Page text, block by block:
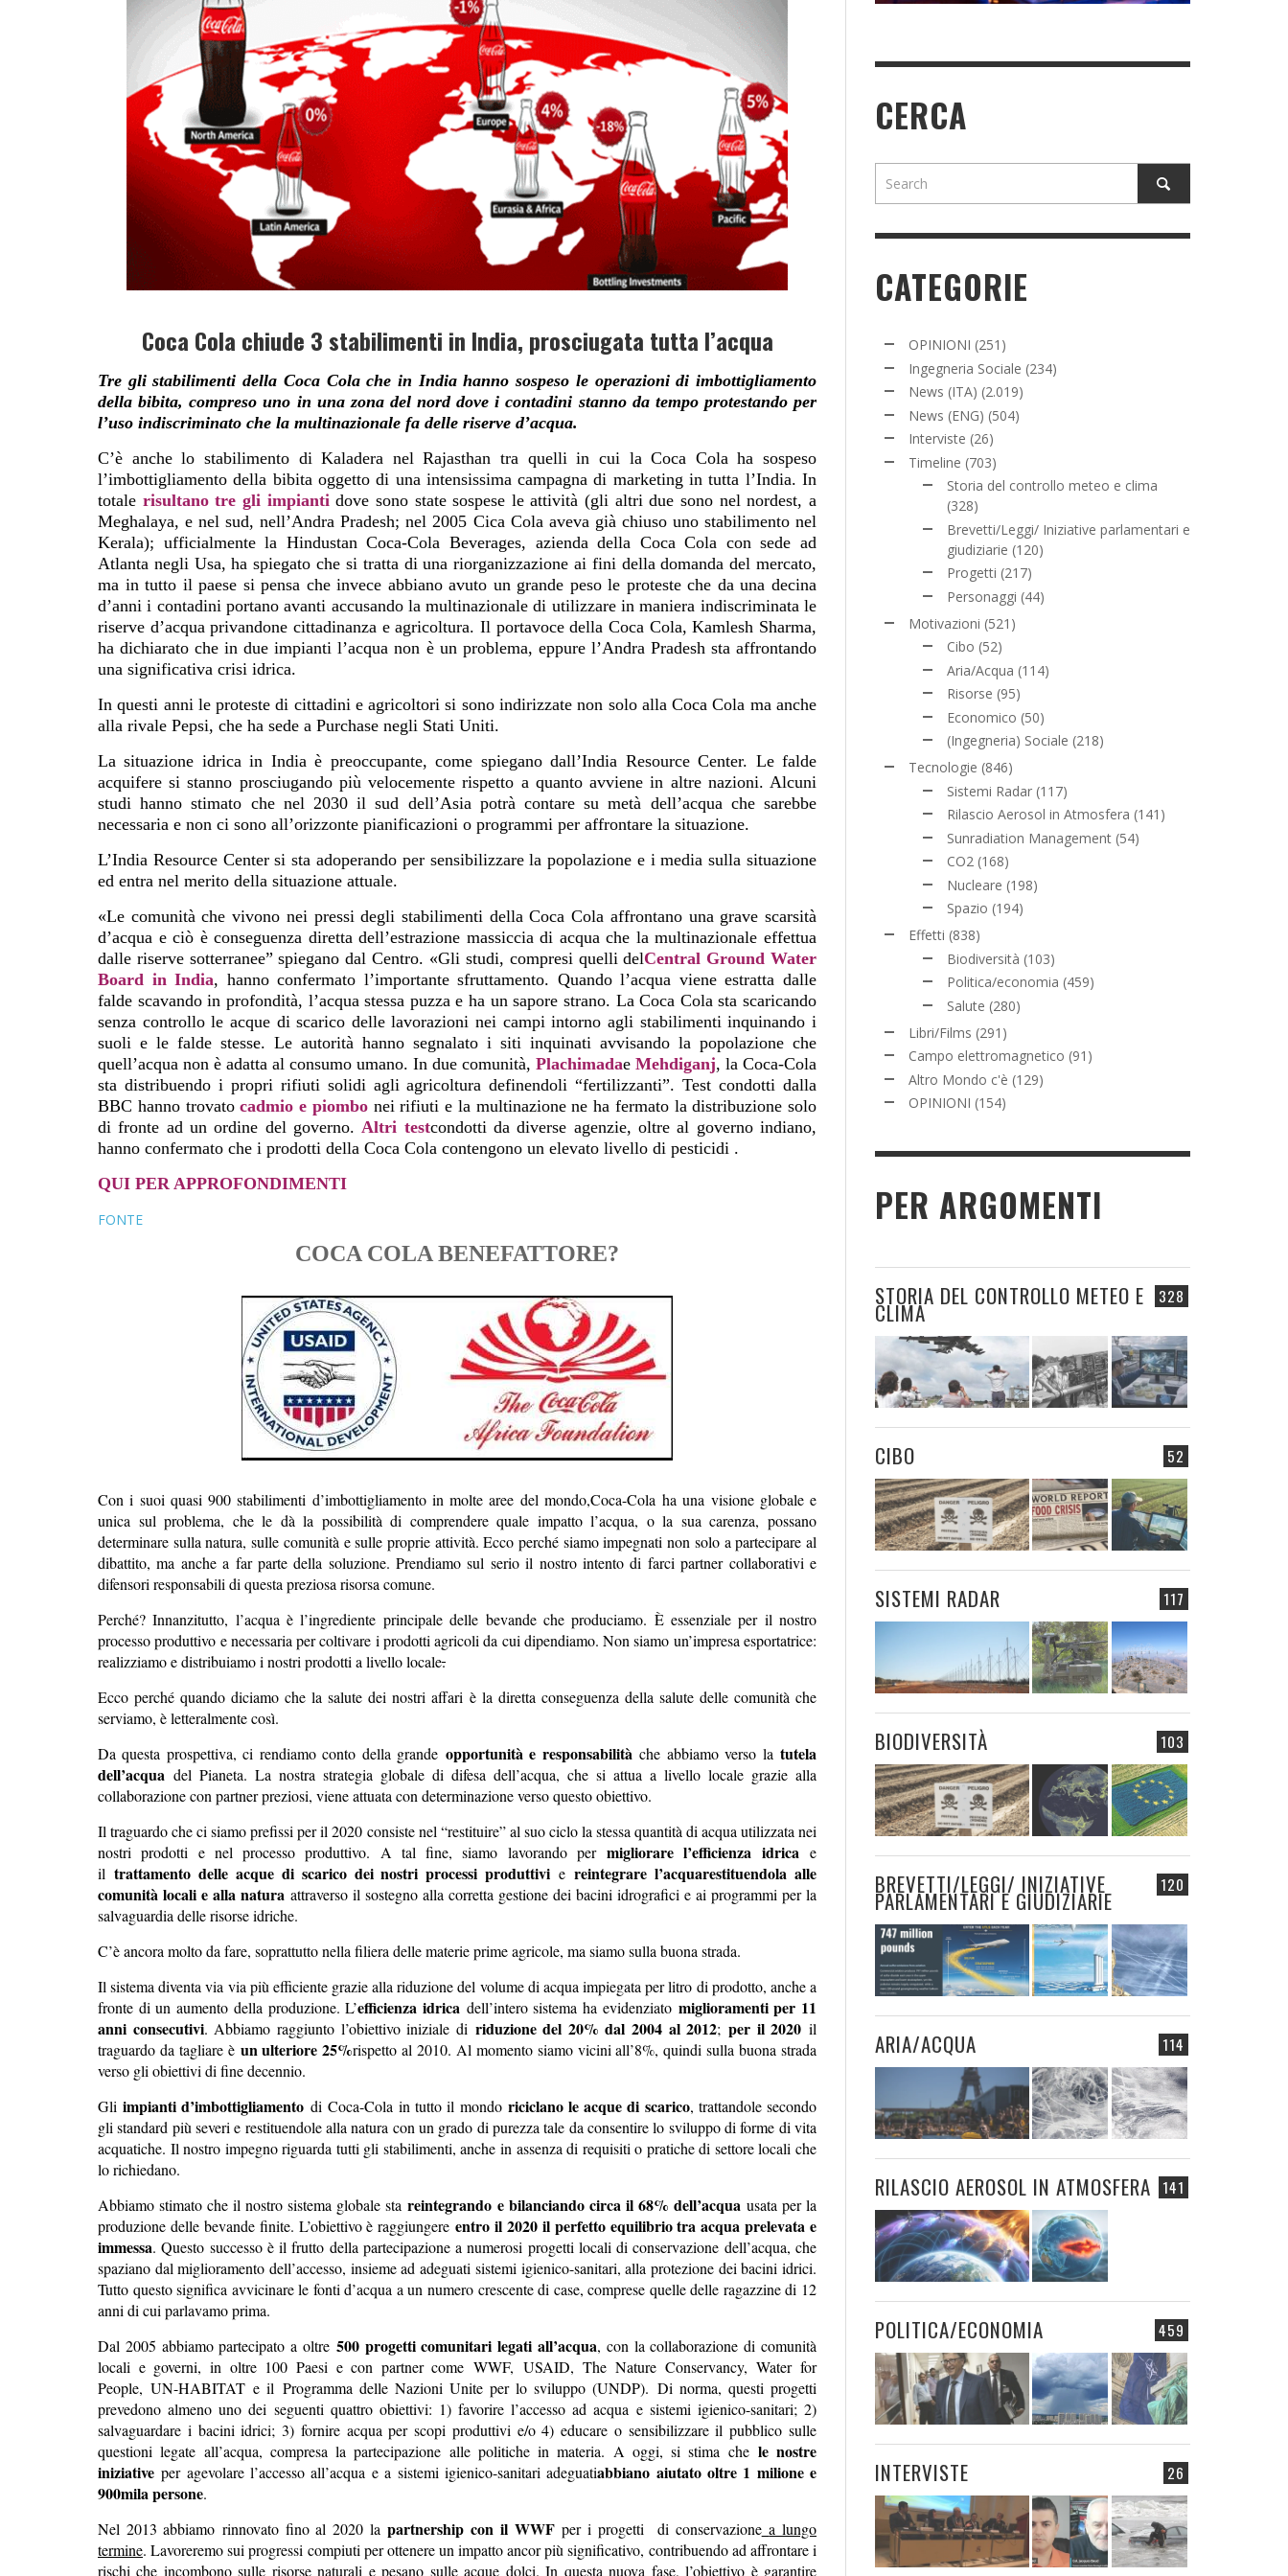
Coca Cola chiude 3 stabilimenti in India, prosciugata tutta l’acqua
Tre gli stabilimenti della Coca Cola che in India hanno sospeso le operazioni di imbottigliamento
della bibita, compreso uno in una zona del nord dove i contadini stanno da tempo protestando per
l’uso indiscriminato che la multinazionale fa delle riserve d’acqua.
C’è anche lo stabilimento di Kaladera nel Rajasthan tra quelli in cui la Coca Cola ha sospeso
l’imbottigliamento della bibita oggetto di una intensissima campagna di marketing in tutta l’India. In
totale risultano tre gli impiantidove sono state sospese le attività (gli altri due sono nel nordest, a
Meghalaya, e nel sud, nell’Andra Pradesh; nel 2005 Cica Cola aveva già chiuso uno stabilimento nel
Kerala); ufficialmente la Hindustan Coca-Cola Beverages, azienda della Coca Cola con sede ad
Atlanta negli Usa, ha spiegato che si tratta di una riorganizzazione ai fini della domanda del mercato,
ma in tutto il paese si pensa che invece abbiano avuto un grande peso le proteste che da una decina
d’anni i contadini portano avanti accusando la multinazionale di utilizzare in maniera indiscriminata le
riserve d’acqua privandone cittadinanza e agricoltura. Il portavoce della Coca Cola, Kamlesh Sharma,
ha dichiarato che in due impianti l’acqua non è un problema, eppure l’Andra Pradesh sta affrontando
una significativa crisi idrica.
In questi anni le proteste di cittadini e agricoltori si sono indirizzate non solo alla Coca Cola ma anche
alla rivale Pepsi, che ha sede a Purchase negli Stati Uniti.
La situazione idrica in India è preoccupante, come spiegano dall’India Resource Center. Le falde
acquifere si stanno prosciugando più velocemente rispetto a quanto avviene in altre nazioni. Alcuni
studi hanno stimato che nel 2030 il sud dell’Asia potrà contare su metà dell’acqua che sarebbe
necessaria e non ci sono all’orizzonte pianificazioni o programmi per affrontare la situazione.
L’India Resource Center si sta adoperando per sensibilizzare la popolazione e i media sulla situazione
ed entra nel merito della situazione attuale.
«Le comunità che vivono nei pressi degli stabilimenti della Coca Cola affrontano una grave scarsità
d’acqua e ciò è conseguenza diretta dell’estrazione massiccia di acqua che la multinazionale effettua
dalle riserve sotterranee” spiegano dal Centro. «Gli studi, compresi quelli delCentral Ground Water
Board in India, hanno confermato l’importante sfruttamento. Quando l’acqua viene estratta dalle
falde scavando in profondità, l’acqua stessa puzza e ha un sapore strano. La Coca Cola sta scaricando
senza controllo le acque di scarico delle lavorazioni nei campi intorno agli stabilimenti inquinando i
suoli e le falde stesse. Le autorità hanno segnalato i siti inquinati avvisando la popolazione che
quell’acqua non è adatta al consumo umano. In due comunità, Plachimadae Mehdiganj, la Coca-Cola
sta distribuendo i propri rifiuti solidi agli agricoltura definendoli “fertilizzanti”. Test condotti dalla
BBC hanno trovatocadmio e piombonei rifiuti e la multinazione ne ha fermato la distribuzione solo
di fronte ad un ordine del governo.Altri testcondotti da diverse agenzie, oltre al governo indiano,
hanno confermato che i prodotti della Coca Cola contengono un elevato livello di pesticidi .
QUI PER APPROFONDIMENTI
FONTE
COCA COLA BENEFATTORE?
Con i suoi quasi 900 stabilimenti d’imbottigliamento in molte aree del mondo,Coca-Cola ha una visione globale e
unica sul problema, che le dà la possibilità di comprendere quale impatto l’acqua, o la sua carenza, possano
determinare sulla natura, sulle comunità e sulle proprie attività. Ecco perché siamo impegnati non solo a partecipare al
dibattito, ma anche a far parte della soluzione. Prendiamo sul serio il nostro intento di farci partner collaborativi e
difensori responsabili di questa preziosa risorsa comune.
Perché? Innanzitutto, l’acqua è l’ingrediente principale delle bevande che produciamo. È essenziale per il nostro
processo produttivo e necessaria per coltivare i prodotti agricoli da cui dipendiamo. Non siamo un’impresa esportatrice:
realizziamo e distribuiamo i nostri prodotti a livello locale.
Ecco perché quando diciamo che la salute dei nostri affari è la diretta conseguenza della salute delle comunità che
serviamo, è letteralmente così.
Da questa prospettiva, ci rendiamo conto della grande opportunità e responsabilitàche abbiamo verso latutela
dell’acqua del Pianeta. La nostra strategia globale di difesa dell’acqua, che si attua a livello locale grazie alla
collaborazione con partner preziosi, viene attuata con determinazione verso questo obiettivo.
Il traguardo che ci siamo prefissi per il 2020 consiste nel “restituire” al suo ciclo la stessa quantità di acqua utilizzata nei
nostri prodotti e nel processo produttivo. A tal fine, siamo lavorando permigliorare l’efficienza idrica e
il trattamento delle acque di scarico dei nostri processi produttivi ereintegrare l’acquarestituendola alle
comunità locali e alla natura attraverso il sostegno alla corretta gestione dei bacini idrografici e ai programmi per la
salvaguardia delle risorse idriche.
C’è ancora molto da fare, soprattutto nella filiera delle materie prime agricole, ma siamo sulla buona strada.
Il sistema diventa via via più efficiente grazie alla riduzione del volume di acqua impiegata per litro di prodotto, anche a
fronte di un aumento della produzione. L’efficienza idrica dell’intero sistema ha evidenziato miglioramenti per 11
anni consecutivi. Abbiamo raggiunto l’obiettivo iniziale di riduzione del 20% dal 2004 al 2012;per il 2020 il
traguardo da tagliare è un ulteriore 25%rispetto al 2010. Al momento siamo vicini all’8%, quindi sulla buona strada
verso gli obiettivi di fine decennio.
Gliimpianti d’imbottigliamento di Coca-Cola in tutto il mondo riciclano le acque di scarico, trattandole secondo
gli standard più severi e restituendole alla natura con un grado di purezza tale da consentire lo sviluppo di forme di vita
acquatiche. Il nostro impegno riguarda tutti gli stabilimenti, anche in assenza di requisiti o pratiche di settore locali che
lo richiedano.
Abbiamo stimato che il nostro sistema globale stareintegrando e bilanciando circa il 68% dell’acqua usata per la
produzione delle bevande finite. L’obiettivo è raggiungereentro il 2020 il perfetto equilibrio tra acqua prelevata e
immessa. Questo successo è il frutto della partecipazione a numerosi progetti locali di conservazione dell’acqua, che
spaziano dal miglioramento dell’accesso, insieme ad adeguati sistemi igienico-sanitari, alla protezione dei bacini idrici.
Tutto questo significa avvicinare le fonti d’acqua a un numero crescente di case, comprese quelle delle ragazzine di 12
anni di cui parlavamo prima.
Dal 2005 abbiamo partecipato a oltre 500 progetti comunitari legati all’acqua, con la collaborazione di comunità
locali e governi, in oltre 100 Paesi e con partner comeWWF, USAID,The Nature Conservancy, Water for
People, UN-HABITAT e il Programma delle Nazioni Unite per lo sviluppo (UNDP). Di norma, questi progetti
prevedono almeno uno dei seguenti quattro obiettivi: 1) favorire l’accesso ad acqua e sistemi igienico-sanitari; 2)
salvaguardare i bacini idrici; 3) fornire acqua per scopi produttivi e/o 4) educare o sensibilizzare il pubblico sulle
questioni legate all’acqua, compresa la partecipazione alle politiche in materia. A oggi, si stima che le nostre
iniziative per agevolare l’accesso all’acqua e a sistemi igienico-sanitari adeguatiabbiano aiutato oltre 1 milione e
900mila persone.
Nel 2013 abbiamorinnovato fino al 2020 lapartnership con il WWFper i progetti di conservazione a lungo
termine. Lavoreremo sui progressi compiuti per ottenere un impatto ancor più significativo, contribuendo ad affrontare i
rischi che incombono sulle risorse naturali e pesano sulle acque dolci. In questa nuova fase, l’obiettivo è garantire
CERCA
CATEGORIE
OPINIONI (251)
Ingegneria Sociale (234)
News (ITA) (2.019)
News (ENG) (504)
Interviste (26)
Timeline (703)
Storia del controllo meteo e clima
(328)
Brevetti/Leggi/ Iniziative parlamentari e
giudiziarie (120)
Progetti (217)
Personaggi (44)
Motivazioni (521)
Cibo (52)
Aria/Acqua (114)
Risorse (95)
Economico (50)
(Ingegneria) Sociale (218)
Tecnologie (846)
Sistemi Radar (117)
Rilascio Aerosol in Atmosfera (141)
Sunradiation Management (54)
CO2 (168)
Nucleare (198)
Spazio (194)
Effetti (838)
Biodiversità (103)
Politica/economia (459)
Salute (280)
Libri/Films (291)
Campo elettromagnetico (91)
Altro Mondo c'è (129)
OPINIONI (154)
PER ARGOMENTI
328
STORIA DEL CONTROLLO METEO E
CLIMA
52
CIBO
117
SISTEMI RADAR
103
BIODIVERSITÀ
120
BREVETTI/LEGGI/ INIZIATIVE
PARLAMENTARI E GIUDIZIARIE
114
ARIA/ACQUA
141
RILASCIO AEROSOL IN ATMOSFERA
459
POLITICA/ECONOMIA
26
INTERVISTE